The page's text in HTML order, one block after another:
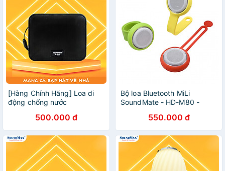
[Hàng Chính Hãng] Loa di
động chống nước
Bluetooth SoundMax R300 -
Hàng chính hãng
500.000 đ
Bộ loa Bluetooth MiLi
SoundMate - HD-M80 -
550.000 đ